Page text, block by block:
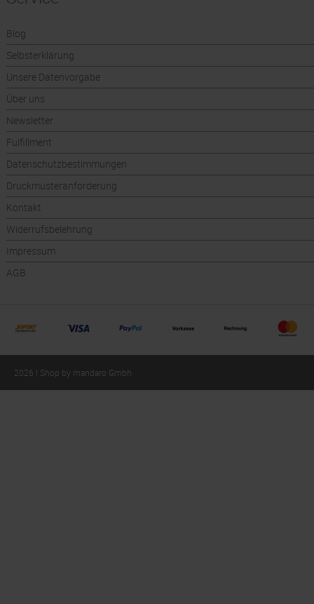
Blog
Selbsterklärung
Unsere Datenvorgabe
Über uns
Newsletter
Fulfillment
Datenschutzbestimmungen
Druckmusteranforderung
Kontakt
Widerrufsbelehrung
Impressum
AGB
2026 | Shop by mandaro Gmbh